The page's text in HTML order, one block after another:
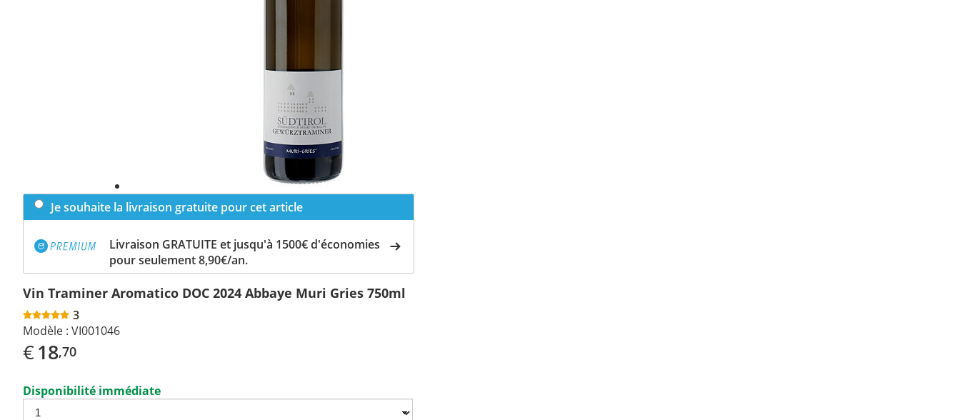
Je souhaite la livraison gratuite pour cet article
Livraison GRATUITE et jusqu'à 1500€ d'économies
pour seulement 8,90€/an.
Vin Traminer Aromatico DOC 2024 Abbaye Muri Gries 750ml
3
Modèle : VI001046
€18,70
Disponibilité immédiate